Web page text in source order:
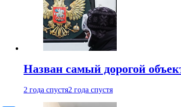
Назван самый дорогой
2 года спустя2 года спустя